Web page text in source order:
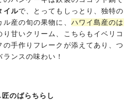
イルで、とってもしっとり、独特の
産の旬の果物に、 ハワイ島産のは
り甘いクリーム、こちらもイベリコ
の手作りフレークが添えてあり、つ
ンスの味わい！
のばらちらし